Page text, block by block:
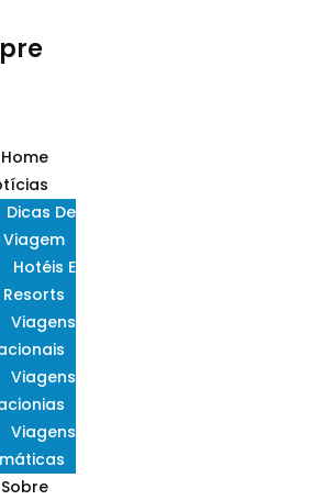
Home
Dicas De
Viagem
Hotéis E
Resorts
Viagens
Viagens
Viagens
Sobre